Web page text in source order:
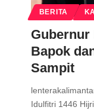
BERITA
Gubernur
Bapok
Sampit
Idulfitri 1446